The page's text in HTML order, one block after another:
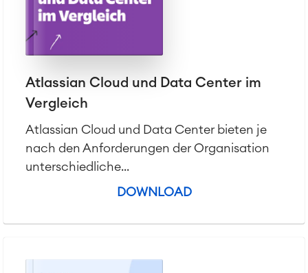
Atlassian Cloud und Data Center im
Vergleich
Atlassian Cloud und Data Center bieten je
nach den Anforderungen der Organisation
unterschiedliche...
DOWNLOAD